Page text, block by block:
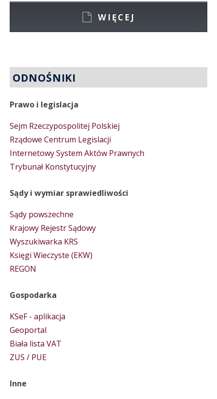
WIĘCEJ
ODNOŚNIKI
Prawo i legislacja
Sejm Rzeczypospolitej Polskiej
Rządowe Centrum Legislacji
Internetowy System Aktów Prawnych
Trybunał Konstytucyjny
Sądy i wymiar sprawiedliwości
Sądy powszechne
Krajowy Rejestr Sądowy
Wyszukiwarka KRS
Księgi Wieczyste (EKW)
REGON
Gospodarka
KSeF - aplikacja
Geoportal
Biała lista VAT
ZUS / PUE
Inne